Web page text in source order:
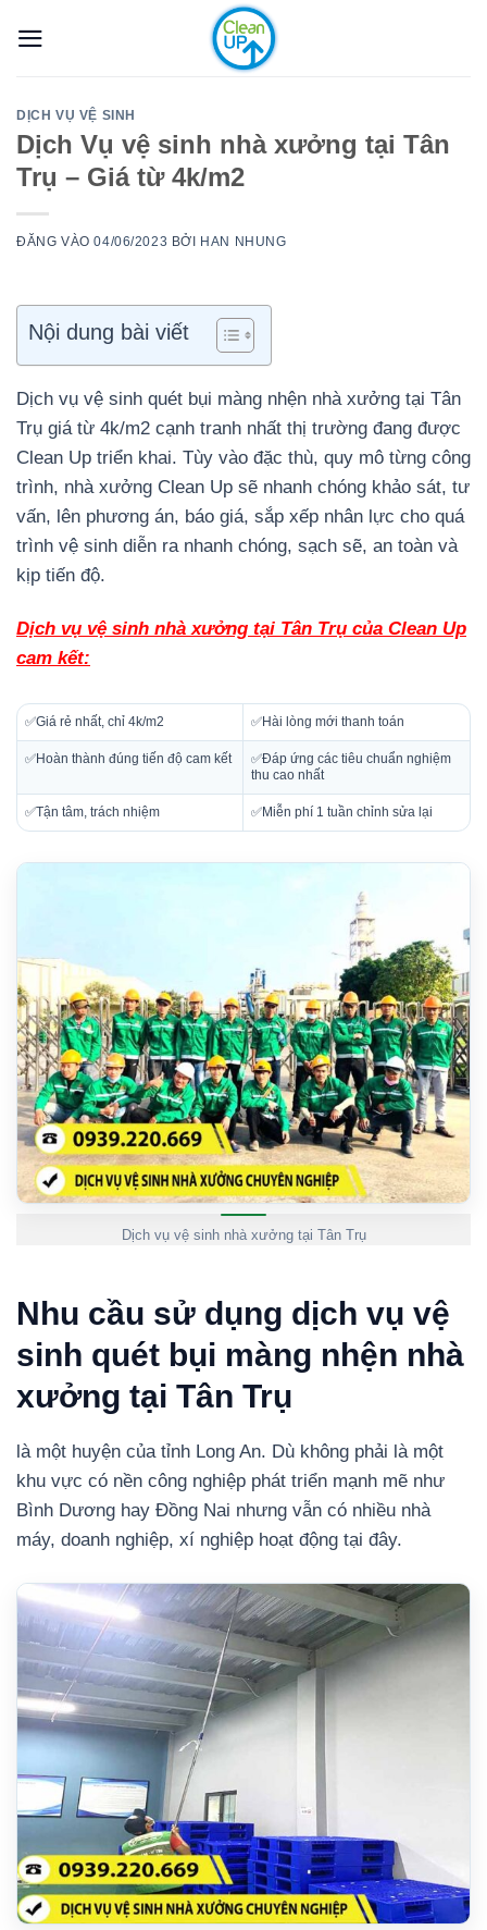
qua
DỊCH VỤ VỆ SINH
Dịch Vụ vệ sinh nhà xưởng tại Tân
Trụ – Giá từ 4k/m2
ĐĂNG VÀO04/06/2023 BỞI HAN NHUNG
Nội dung bài viết
Dịch vụ vệ sinh quét bụi màng nhện nhà xưởng tại Tân
Trụ giá từ 4k/m2 cạnh tranh nhất thị trường đang được
Clean Up triển khai. Tùy vào đặc thù, quy mô từng công
trình, nhà xưởng Clean Up sẽ nhanh chóng khảo sát, tư
vấn, lên phương án, báo giá, sắp xếp nhân lực cho quá
trình vệ sinh diễn ra nhanh chóng, sạch sẽ, an toàn và
kịp tiến độ.
Dịch vụ vệ sinh nhà xưởng tại Tân Trụ của Clean Up
cam kết:
✅Giá rẻ nhất, chỉ 4k/m2 ✅Hài lòng mới thanh toán
✅Hoàn thành đúng tiến độ cam kết
✅Đáp ứng các tiêu chuẩn nghiệm
thu cao nhất
✅Tận tâm, trách nhiệm ✅Miễn phí 1 tuần chỉnh sửa lại
Dịch vụ vệ sinh nhà xưởng tại Tân Trụ
Nhu cầu sử dụng dịch vụ vệ
sinh quét bụi màng nhện nhà
xưởng tại Tân Trụ
là một huyện của tỉnh Long An. Dù không phải là một
khu vực có nền công nghiệp phát triển mạnh mẽ như
Bình Dương hay Đồng Nai nhưng vẫn có nhiều nhà
máy, doanh nghiệp, xí nghiệp hoạt động tại đây.